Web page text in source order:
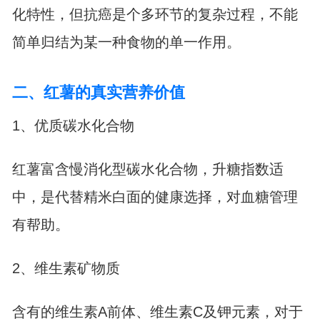
化特性，但抗癌是个多环节的复杂过程，不能
简单归结为某一种食物的单一作用。
二、红薯的真实营养价值
1、优质碳水化合物
红薯富含慢消化型碳水化合物，升糖指数适
中，是代替精米白面的健康选择，对血糖管理
有帮助。
2、维生素矿物质
含有的维生素A前体、维生素C及钾元素，对于